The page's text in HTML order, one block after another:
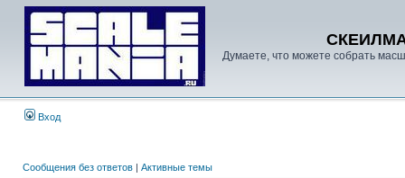
Думаете, что можете собрать
Вход
Сообщения без ответов | Активные темы